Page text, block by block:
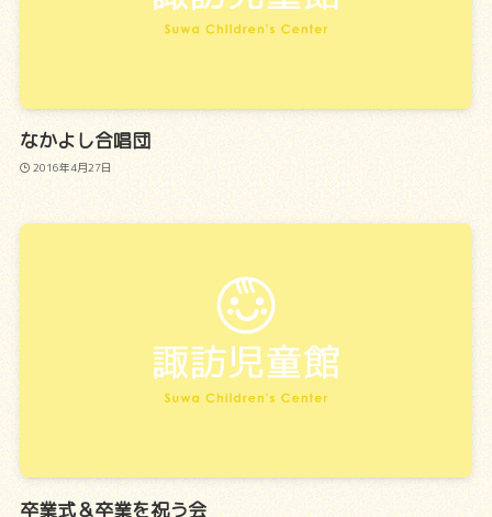
なかよし合唱団
2016年4月27日
卒業式＆卒業を祝う会